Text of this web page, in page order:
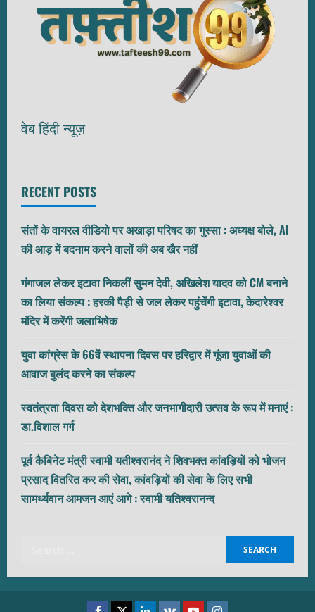
वेब हिंदी न्यूज़
RECENT POSTS
संतों के वायरल वीडियो पर अखाड़ा परिषद का गुस्सा : अध्यक्ष बोले, AI
की आड़ में बदनाम करने वालों की अब खैर नहीं
गंगाजल लेकर इटावा निकलीं सुमन देवी, अखिलेश यादव को CM बनाने
का लिया संकल्प : हरकी पैड़ी से जल लेकर पहुंचेंगी इटावा, केदारेश्वर
मंदिर में करेंगी जलाभिषेक
युवा कांग्रेस के 66वें स्थापना दिवस पर हरिद्वार में गूंजा युवाओं की
आवाज बुलंद करने का संकल्प
स्वतंत्रता दिवस को देशभक्ति और जनभागीदारी उत्सव के रूप में मनाएं :
डा.विशाल गर्ग
पूर्व कैबिनेट मंत्री स्वामी यतीश्वरानंद ने शिवभक्त कांवड़ियों को भोजन
प्रसाद वितरित कर की सेवा, कांवड़ियों की सेवा के लिए सभी
सामर्थ्यवान आमजन आएं आगे : स्वामी यतिश्वरानन्द